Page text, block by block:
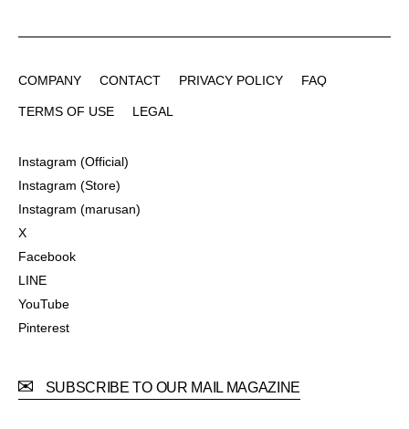
COMPANY
CONTACT
PRIVACY POLICY
FAQ
TERMS OF USE
LEGAL
Instagram (Official)
Instagram (Store)
Instagram (marusan)
X
Facebook
LINE
YouTube
Pinterest
SUBSCRIBE TO OUR MAIL MAGAZINE